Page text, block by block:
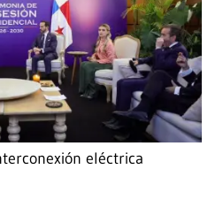
eléctrica